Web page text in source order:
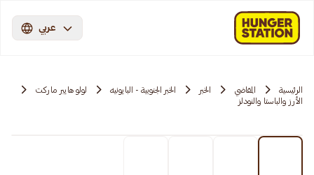
عربي
الرئيسية المقاضي الخبر الخبر الجنوبية - البايونيه
لولو هايبر ماركت
الأرز والباستا والنودلز